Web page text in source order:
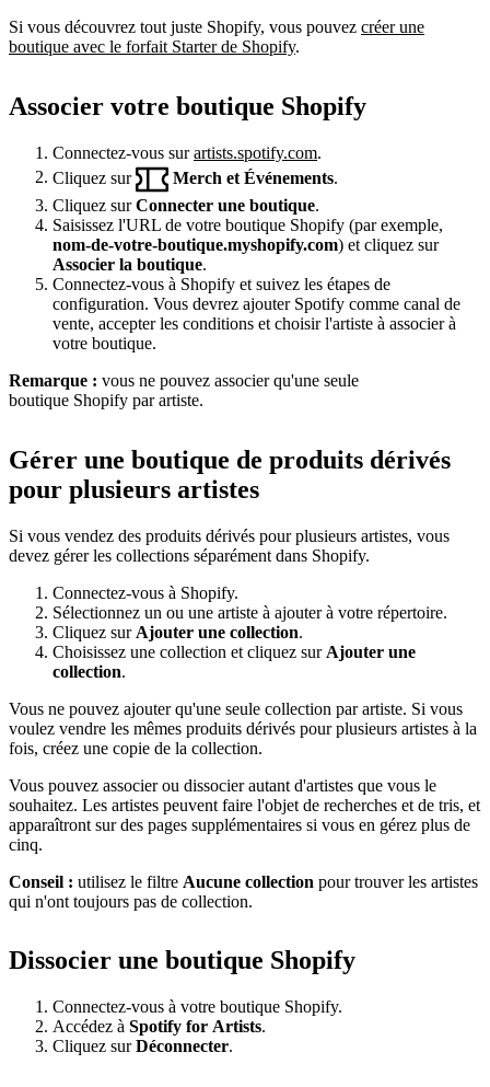
Si vous découvrez tout juste Shopify, vous pouvez créer une
boutique avec le forfait Starter de Shopify.
Associer votre boutique Shopify
Connectez-vous surartists.spotify.com.
Cliquez sur
Merch et Événements
Cliquez surConnecter une boutique.
Saisissez l'URL de votre boutique Shopify (par exemple,
nom-de-votre-boutique.myshopify.com) et cliquez sur
Associer la boutique.
Connectez-vous à Shopify et suivez les étapes de
configuration. Vous devrez ajouter Spotify comme canal de
vente, accepter les conditions et choisir l'artiste à associer à
votre boutique.
Remarque : vous ne pouvez associer qu'une seule
boutique Shopify par artiste.
Gérer une boutique de produits dérivés
pour plusieurs artistes
Si vous vendez des produits dérivés pour plusieurs artistes, vous
devez gérer les collections séparément dans Shopify.
Connectez-vous à Shopify.
Sélectionnez un ou une artiste à ajouter à votre répertoire.
Cliquez sur Ajouter une collection.
Choisissez une collection et cliquez sur Ajouter une
collection.
Vous ne pouvez ajouter qu'une seule collection par artiste. Si vous
voulez vendre les mêmes produits dérivés pour plusieurs artistes à la
fois, créez une copie de la collection.
Vous pouvez associer ou dissocier autant d'artistes que vous le
souhaitez. Les artistes peuvent faire l'objet de recherches et de tris, et
apparaîtront sur des pages supplémentaires si vous en gérez plus de
cinq.
Conseil : utilisez le filtre Aucune collection pour trouver les artistes
qui n'ont toujours pas de collection.
Dissocier une boutique Shopify
Connectez-vous à votre boutique Shopify.
Accédez à Spotify for Artists.
Cliquez surDéconnecter.